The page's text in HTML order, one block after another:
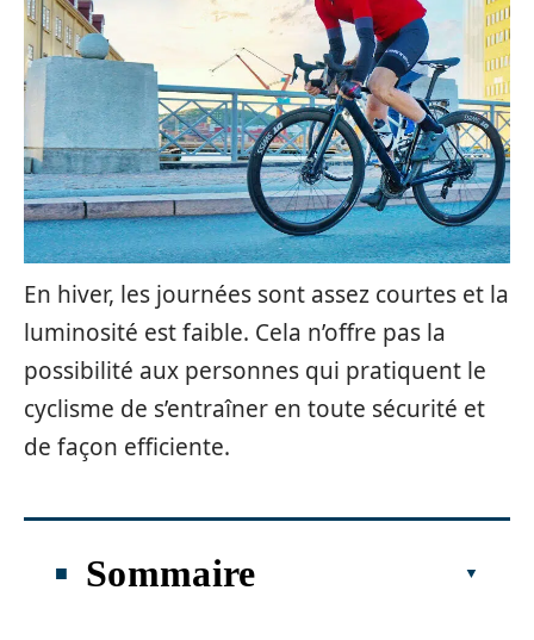
En hiver, les journées sont assez courtes et la
luminosité est faible. Cela n’offre pas la
possibilité aux personnes qui pratiquent le
cyclisme de s’entraîner en toute sécurité et
de façon efficiente.
Sommaire